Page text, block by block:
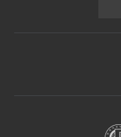
2026학년도 전
2026학년도 전